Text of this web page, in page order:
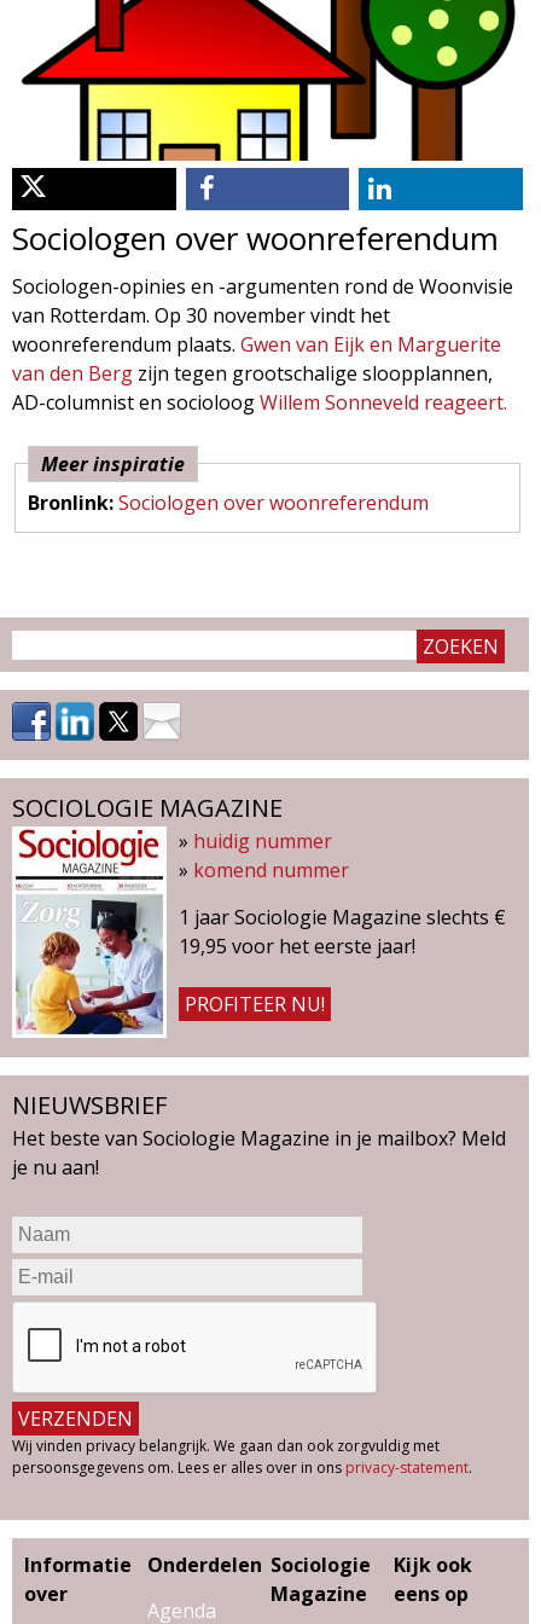
o
l
o
g
i
e
M
a
a
z
i
n
e
m
n
u
Sociologen over woonreferendum
Sociologen-opinies en -argumenten rond de Woonvisie
van Rotterdam. Op 30 november vindt het
woonreferendum plaats. Gwen van Eijk en Marguerite
van den Berg zijn tegen grootschalige sloopplannen,
AD-columnist en socioloogWillem Sonneveld reageert.
Meer inspiratie
Bronlink:Sociologen over woonreferendum
SOCIOLOGIE MAGAZINE
» huidig nummer
» komend nummer
1 jaar Sociologie Magazine slechts €
19,95 voor het eerste jaar!
PROFITEER NU!
NIEUWSBRIEF
Het beste van Sociologie Magazine in je mailbox? Meld
je nu aan!
Wij vinden privacy belangrijk. We gaan dan ook zorgvuldig met
persoonsgegevens om. Lees er alles over in ons privacy-statement.
Informatie
over
Onderdelen
Agenda
Sociologie
Magazine
Kijk ook
eens op